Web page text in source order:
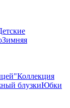
Зимняя
Коллекция
блузкиЮбки